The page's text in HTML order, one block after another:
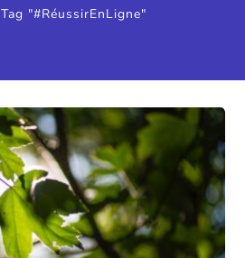
Tag "#RéussirEnLigne"